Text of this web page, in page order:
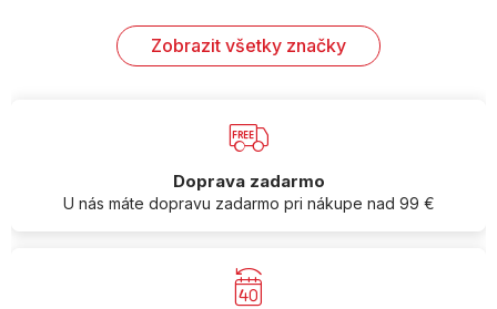
Zobrazit všetky značky
Doprava zadarmo
U nás máte dopravu zadarmo pri nákupe nad 99 €